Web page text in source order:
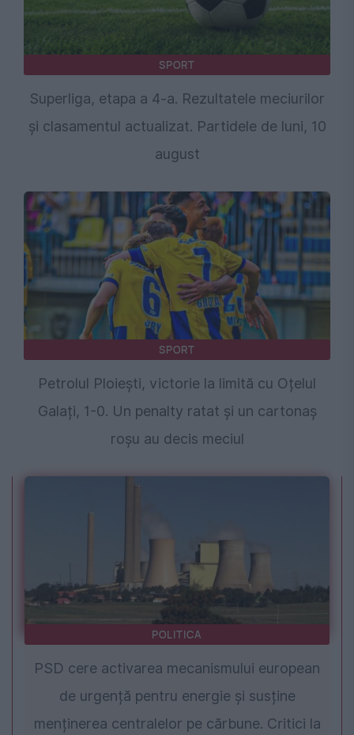
SPORT
Superliga, etapa a 4-a. Rezultatele meciurilor
și clasamentul actualizat. Partidele de luni, 10
august
SPORT
Petrolul Ploiești, victorie la limită cu Oțelul
Galați, 1-0. Un penalty ratat și un cartonaș
roșu au decis meciul
POLITICA
PSD cere activarea mecanismului european
de urgență pentru energie și susține
menținerea centralelor pe cărbune. Critici la